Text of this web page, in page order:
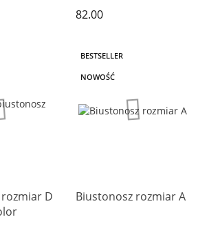
82.00
D
BESTSELLER
NOWOŚĆ
Biustonosz rozmiar A